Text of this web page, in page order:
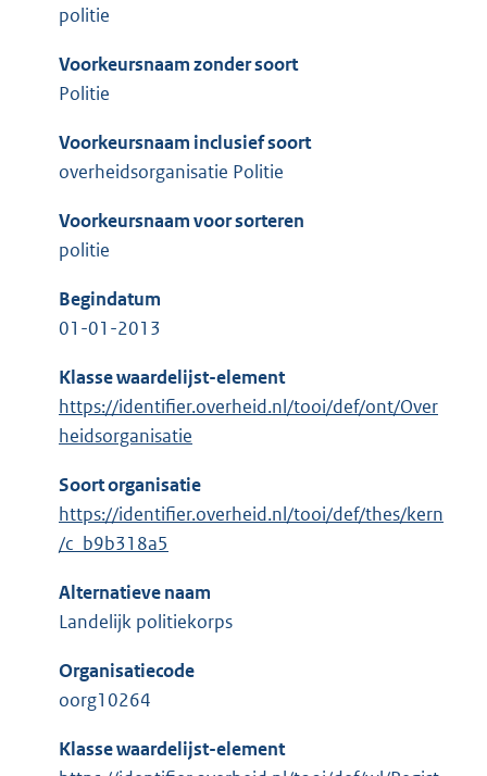
politie
Voorkeursnaam zonder soort
Politie
Voorkeursnaam inclusief soort
overheidsorganisatie Politie
Voorkeursnaam voor sorteren
politie
Begindatum
01-01-2013
Klasse waardelijst-element
https://identifier.overheid.nl/tooi/def/ont/Over
heidsorganisatie
Soort organisatie
https://identifier.overheid.nl/tooi/def/thes/kern
/c_b9b318a5
Alternatieve naam
Landelijk politiekorps
Organisatiecode
oorg10264
Klasse waardelijst-element